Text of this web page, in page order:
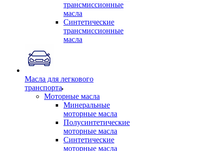
трансмиссионные
масла
Синтетические
трансмиссионные
масла
Масла для легкового
транспорта
Моторные масла
Минеральные
моторные масла
Полусинтетические
моторные масла
Синтетические
моторные масла